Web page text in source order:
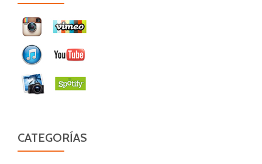
CATEGORÍAS